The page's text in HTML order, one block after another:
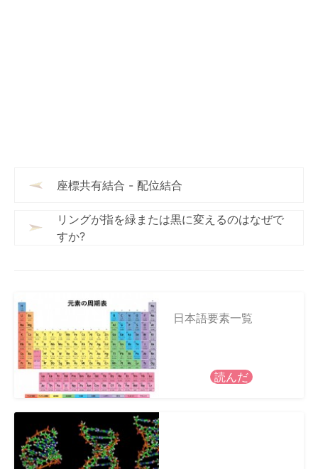
座標共有結合 - 配位結合
リングが指を緑または黒に変えるのはなぜで
すか?
日本語要素一覧
読んだ